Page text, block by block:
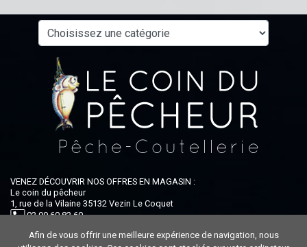
VENEZ DÉCOUVRIR NOS OFFRES EN MAGASIN :
Le coin du pêcheur
1, rue de la Vilaine 35132 Vezin Le Coquet
02 99 60 82 60
Ouvert du lundi au samedi : 9h-12h30 / 14h-19h
Afin de vous offrir une meilleure expérience de navigation, nous